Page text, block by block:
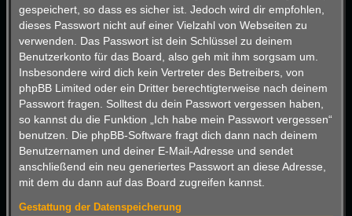
gespeichert, so dass es sicher ist. Jedoch wird dir empfohlen,
dieses Passwort nicht auf einer Vielzahl von Webseiten zu
verwenden. Das Passwort ist dein Schlüssel zu deinem
Benutzerkonto für das Board, also geh mit ihm sorgsam um.
Insbesondere wird dich kein Vertreter des Betreibers, von
phpBB Limited oder ein Dritter berechtigterweise nach deinem
Passwort fragen. Solltest du dein Passwort vergessen haben,
so kannst du die Funktion „Ich habe mein Passwort vergessen“
benutzen. Die phpBB-Software fragt dich dann nach deinem
Benutzernamen und deiner E-Mail-Adresse und sendet
anschließend ein neu generiertes Passwort an diese Adresse,
mit dem du dann auf das Board zugreifen kannst.
Gestattung der Datenspeicherung